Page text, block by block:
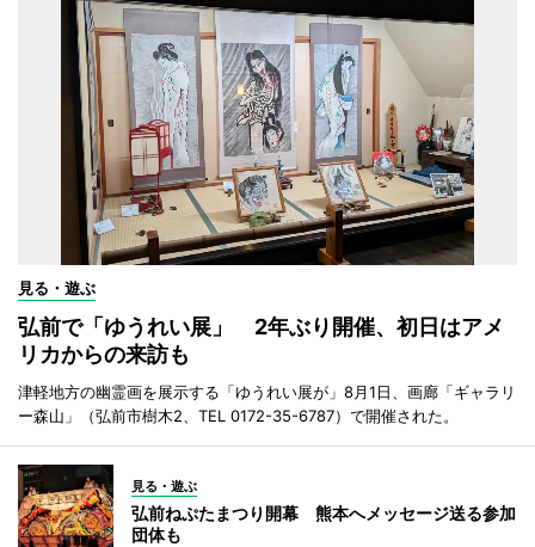
見る・遊ぶ
弘前で「ゆうれい展」 2年ぶり開催、初日はアメ
リカからの来訪も
津軽地方の幽霊画を展示する「ゆうれい展が」8月1日、画廊「ギャラリ
ー森山」（弘前市樹木2、TEL 0172-35-6787）で開催された。
見る・遊ぶ
弘前ねぷたまつり開幕 熊本へメッセージ送る参加
団体も